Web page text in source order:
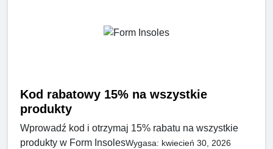
Kod rabatowy 15% na wszystkie
produkty
Wprowadź kod i otrzymaj 15% rabatu na wszystkie
produkty w Form InsolesWygasa: kwiecień 30, 2026